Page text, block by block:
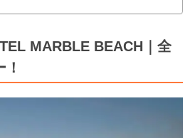
MARBLE BEACH｜全